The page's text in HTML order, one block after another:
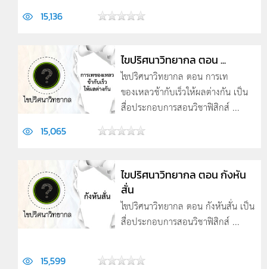
15,136
ไขปริศนาวิทยากล ตอน ...
ไขปริศนาวิทยากล ตอน การเท
ของเหลวช้ากับเร็วให้ผลต่างกัน เป็น
สื่อประกอบการสอนวิชาฟิสิกส์ ...
15,065
ไขปริศนาวิทยากล ตอน กังหัน
สั่น
ไขปริศนาวิทยากล ตอน กังหันสั่น เป็น
สื่อประกอบการสอนวิชาฟิสิกส์ ...
15,599